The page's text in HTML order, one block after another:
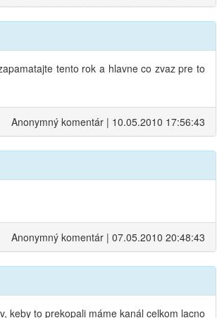
tento rok a hlavne co zvaz pre to
Anonymný komentár | 10.05.2010 17:56:43
Anonymný komentár | 07.05.2010 20:48:43
keby to prekopali máme kanál celkom lacno